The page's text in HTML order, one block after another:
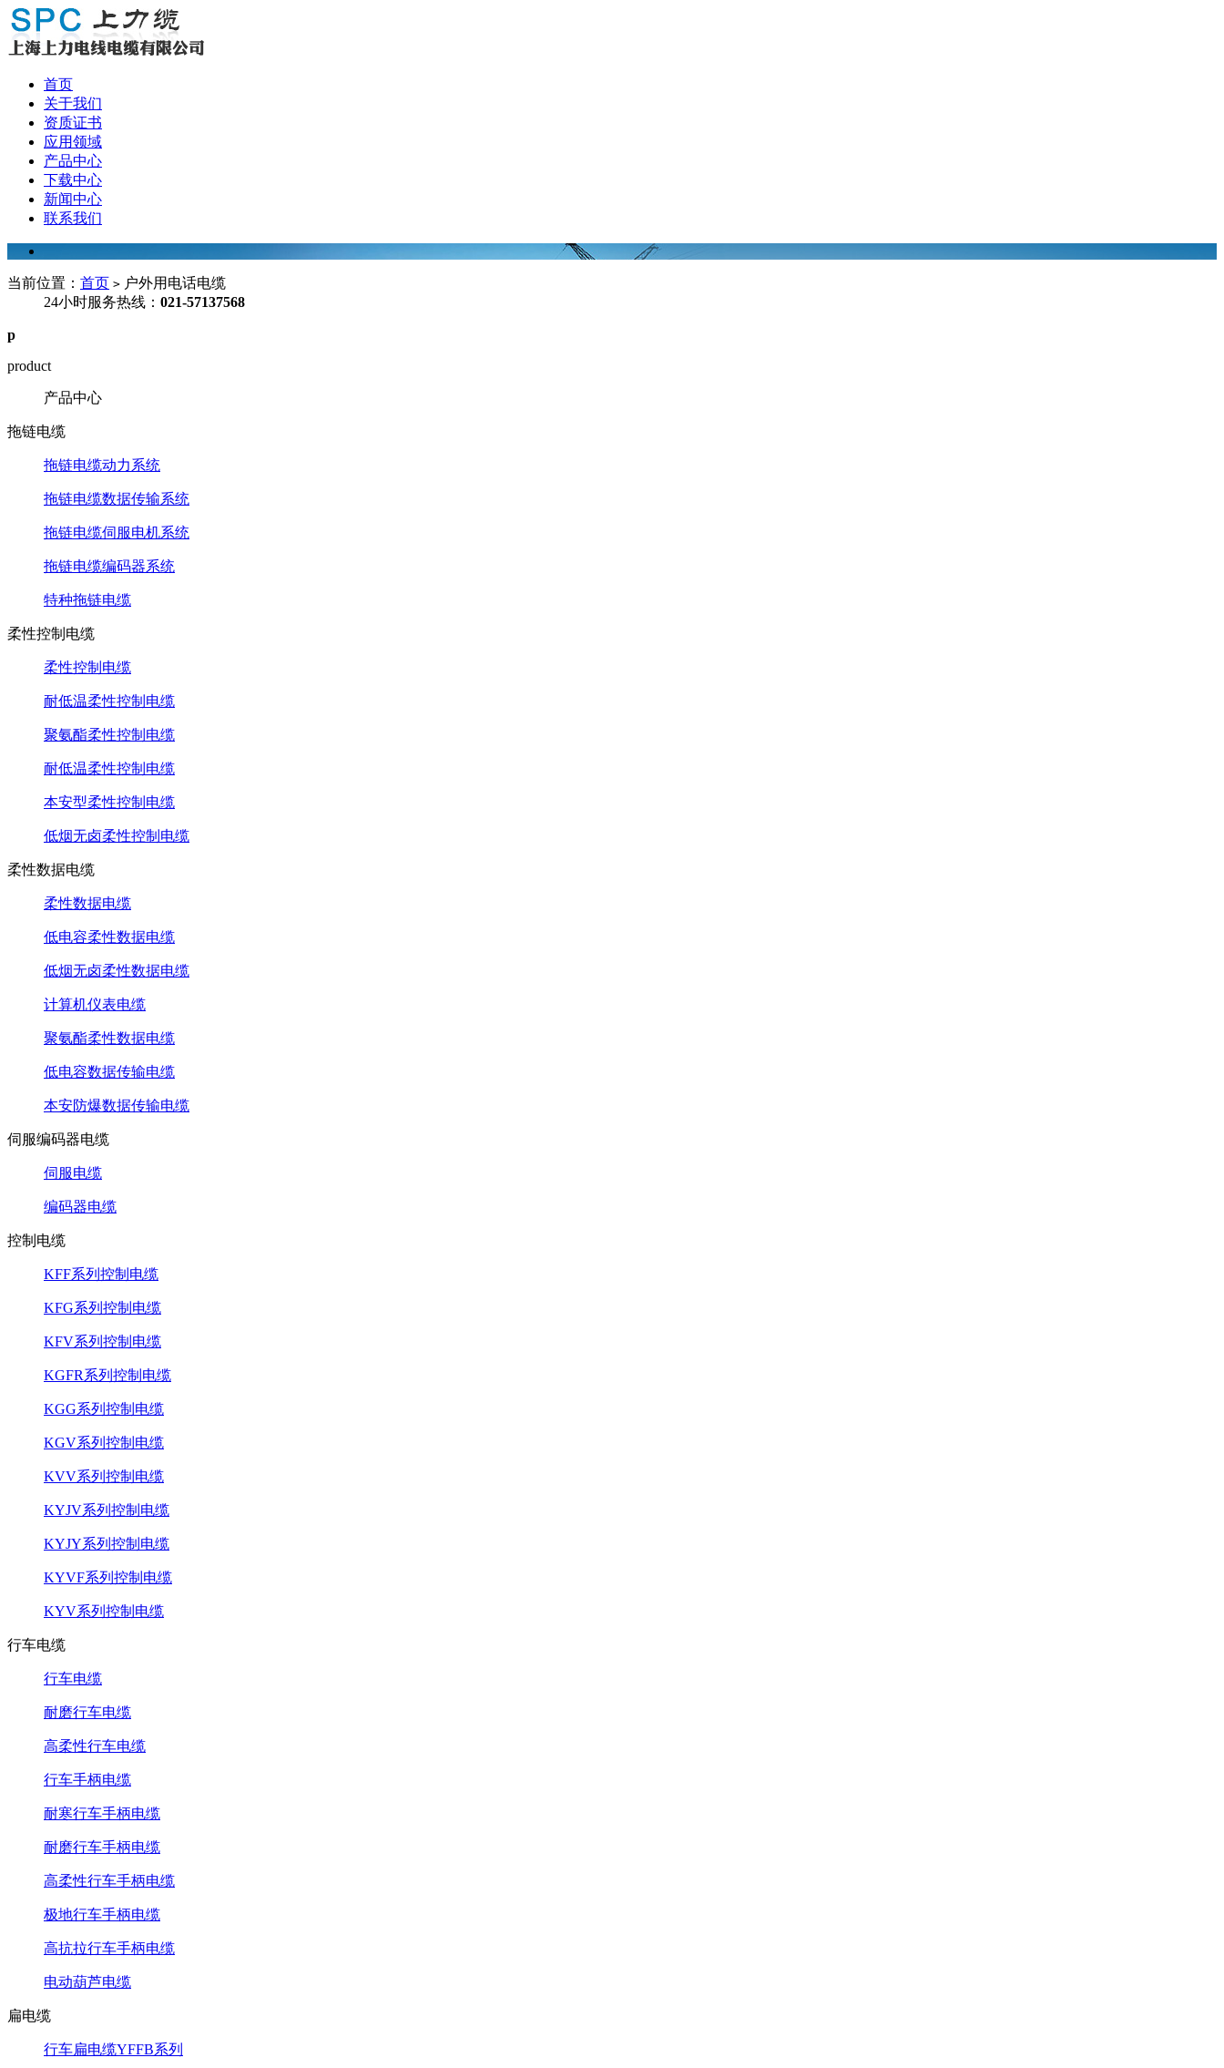
首页
关于我们
资质证书
应用领域
产品中心
下载中心
新闻中心
联系我们
当前位置： 首页 > 户外用电话电缆
24小时服务热线： 021-57137568
p
product
产品中心
拖链电缆
拖链电缆动力系统
拖链电缆数据传输系统
拖链电缆伺服电机系统
拖链电缆编码器系统
特种拖链电缆
柔性控制电缆
柔性控制电缆
耐低温柔性控制电缆
聚氨酯柔性控制电缆
耐低温柔性控制电缆
本安型柔性控制电缆
低烟无卤柔性控制电缆
柔性数据电缆
柔性数据电缆
低电容柔性数据电缆
低烟无卤柔性数据电缆
计算机仪表电缆
聚氨酯柔性数据电缆
低电容数据传输电缆
本安防爆数据传输电缆
伺服编码器电缆
伺服电缆
编码器电缆
控制电缆
KFF系列控制电缆
KFG系列控制电缆
KFV系列控制电缆
KGFR系列控制电缆
KGG系列控制电缆
KGV系列控制电缆
KVV系列控制电缆
KYJV系列控制电缆
KYJY系列控制电缆
KYVF系列控制电缆
KYV系列控制电缆
行车电缆
行车电缆
耐磨行车电缆
高柔性行车电缆
行车手柄电缆
耐寒行车手柄电缆
耐磨行车手柄电缆
高柔性行车手柄电缆
极地行车手柄电缆
高抗拉行车手柄电缆
电动葫芦电缆
扁电缆
行车扁电缆YFFB系列